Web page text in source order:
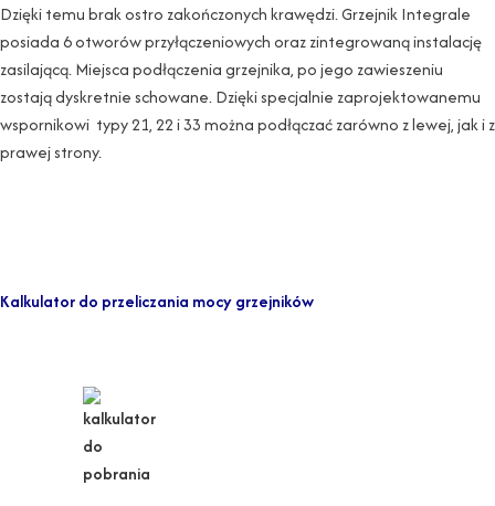
Dzięki temu brak ostro zakończonych krawędzi. Grzejnik Integrale
posiada 6 otworów przyłączeniowych oraz zintegrowaną instalację
zasilającą. Miejsca podłączenia grzejnika, po jego zawieszeniu
zostają dyskretnie schowane. Dzięki specjalnie zaprojektowanemu
wspornikowi typy 21, 22 i 33 można podłączać zarówno z lewej, jak i z
prawej strony.
Kalkulator do przeliczania mocy grzejników